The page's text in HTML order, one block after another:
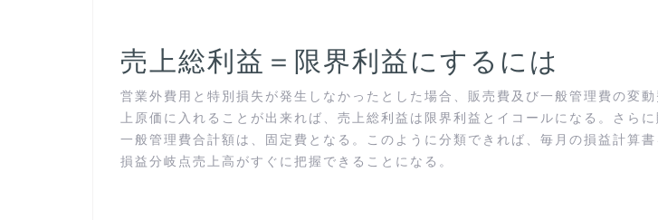
売上総利益＝限界利益にするには
営業外費用と特別損失が発生しなかったとした場合、販売費及び一般管理費の変動
上原価に入れることが出来れば、売上総利益は限界利益とイコールになる。さら
一般管理費合計額は、固定費となる。このように分類できれば、毎月の損益計算書
損益分岐点売上高がすぐに把握できることになる。